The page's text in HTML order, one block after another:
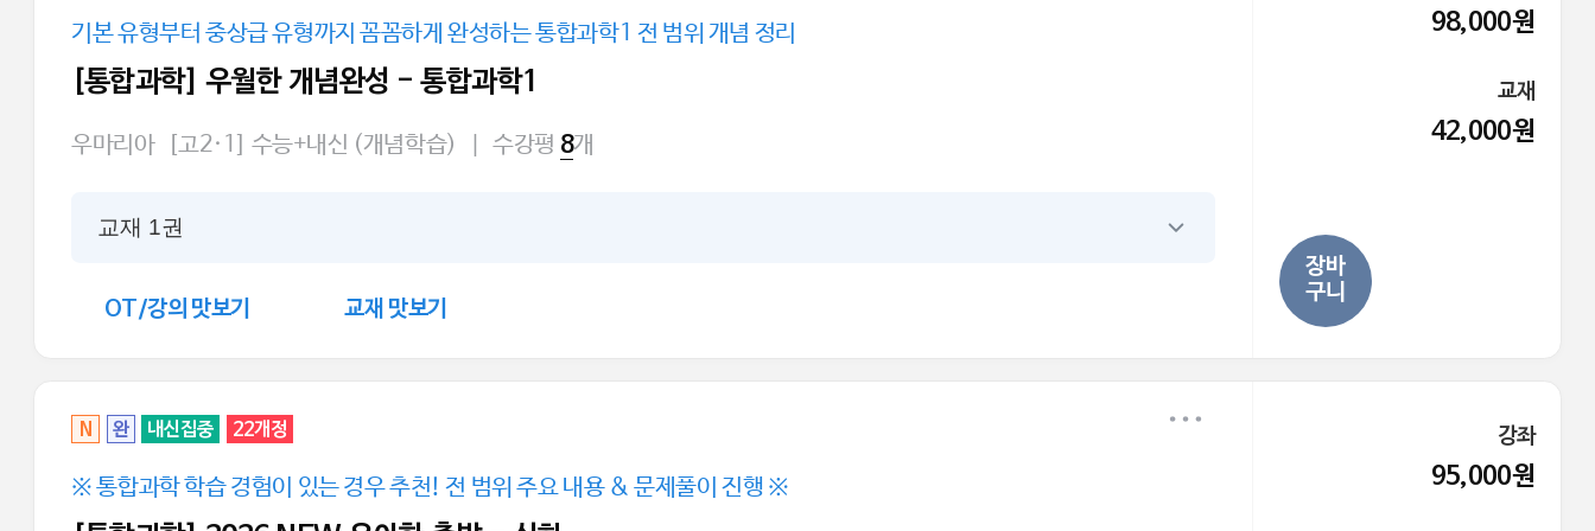
기본 유형부터 중상급 유형까지 꼼꼼하게 완성하는 통합과학1 전 범위 개념 정리
[통합과학] 우월한 개념완성 - 통합과학1
우마리아 [고2·1] 수능+내신 (개념학습) 수강평 8개
교재 1권
OT/강의 맛보기 교재 맛보기
98,000원
교재
42,000원
장바
구니
N 완 내신집중 22개정
※ 통합과학 학습 경험이 있는 경우 추천! 전 범위 주요 내용 & 문제풀이 진행 ※
강좌
95,000원